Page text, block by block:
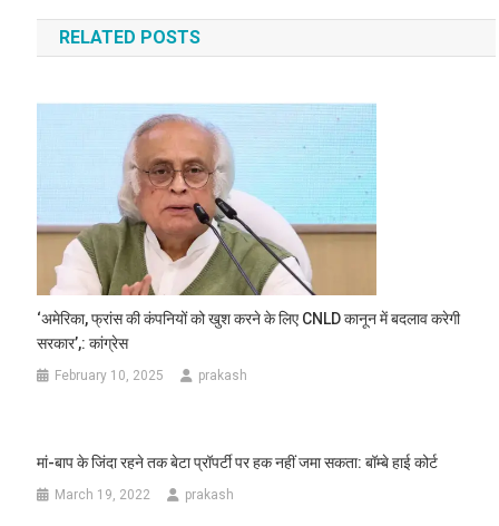
navigation
RELATED POSTS
‘अमेरिका, फ्रांस की कंपनियों को खुश करने के लिए CNLD कानून में बदलाव करेगी
सरकार’,: कांग्रेस
February 10, 2025 prakash
मां-बाप के जिंदा रहने तक बेटा प्रॉपर्टी पर हक नहीं जमा सकता: बॉम्बे हाई कोर्ट
March 19, 2022 prakash